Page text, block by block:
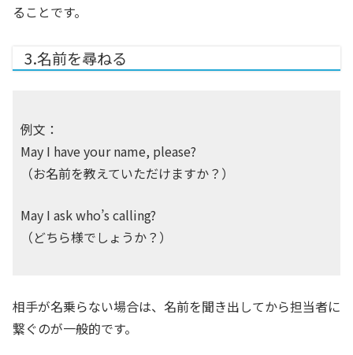
ることです。
3.名前を尋ねる
例文：
May I have your name, please?
（お名前を教えていただけますか？）
May I ask who’s calling?
（どちら様でしょうか？）
相手が名乗らない場合は、名前を聞き出してから担当者に
繋ぐのが一般的です。